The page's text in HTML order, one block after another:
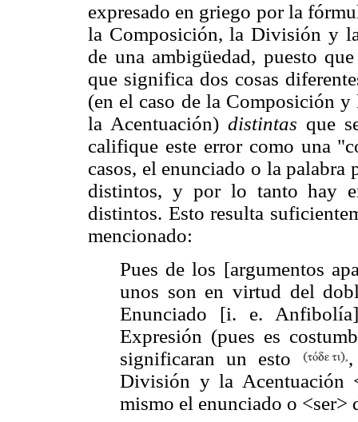
expresado en griego por la
la Composición, la División y
de una ambigüedad, puesto
que significa dos cosas
(en el caso de la Composición
la Acentuación)distintas que
califique este error como una
casos, el enunciado o la palabra
distintos, y por lo tanto hay
distintos. Esto resulta
mencionado:
Pues de los [argumentos
unos son en virtud del
Enunciado [i. e.
Expresión (pues es
significaran un esto
División y la Acentuación
mismo el enunciado o <ser>